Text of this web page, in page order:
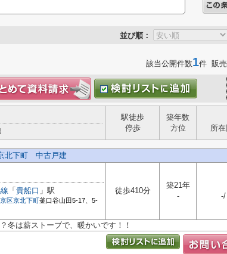
並び順：
該当公開件数1件 販
駅徒歩
停歩
築年数
方位
所在
北下町 中古戸建
「 貴船口 」駅
区京北下町釜口谷山田5-17、5-
徒歩410分
築21年
-
-/
冬は薪ストーブで、暖かいです！！